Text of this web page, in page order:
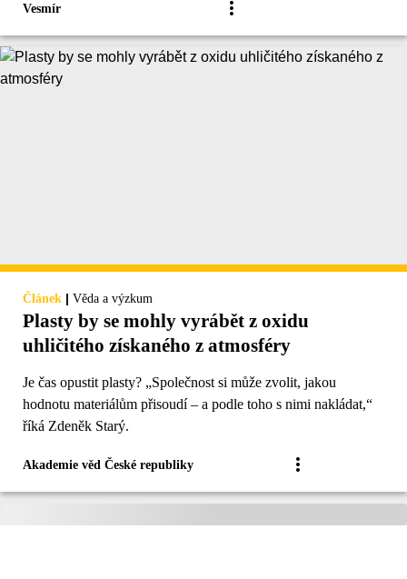
Vesmír
Článek | Věda a výzkum
Plasty by se mohly vyrábět z oxidu
uhličitého získaného z atmosféry
Je čas opustit plasty? „Společnost si může zvolit, jakou
hodnotu materiálům přisoudí – a podle toho s nimi nakládat,“
říká Zdeněk Starý.
Akademie věd České republiky